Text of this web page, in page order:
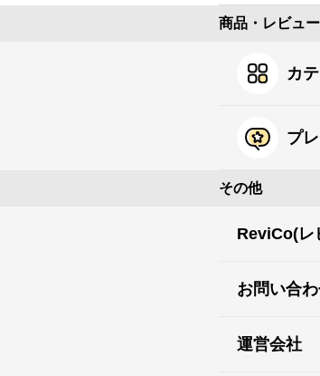
商品・レビュ
カ
プ
その他
ReviCo(レ
お問い合
運営会社